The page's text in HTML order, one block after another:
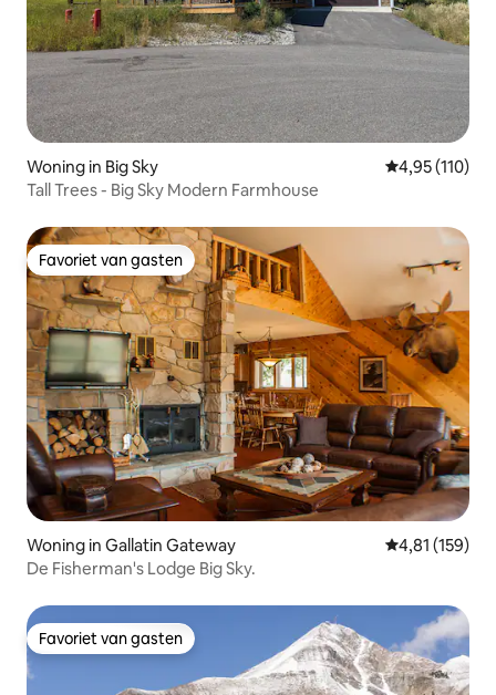
Woning in Big Sky Gemiddelde
4,95 (110)
Tall Trees - Big Sky Modern Farmhouse
Favoriet van gasten
Favoriet van gasten
Woning in Gallatin Gateway Gemiddelde
4,81 (159)
De Fisherman's Lodge Big Sky.
Favoriet van gasten
Favoriet van gasten